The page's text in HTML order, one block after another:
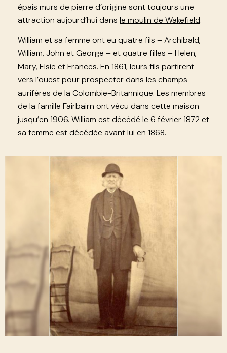
épais murs de pierre d’origine sont toujours une
attraction aujourd’hui dans le moulin de Wakefield.
William et sa femme ont eu quatre fils – Archibald,
William, John et George – et quatre filles – Helen,
Mary, Elsie et Frances. En 1861, leurs fils partirent
vers l’ouest pour prospecter dans les champs
aurifères de la Colombie-Britannique. Les membres
de la famille Fairbairn ont vécu dans cette maison
jusqu’en 1906. William est décédé le 6 février 1872 et
sa femme est décédée avant lui en 1868.